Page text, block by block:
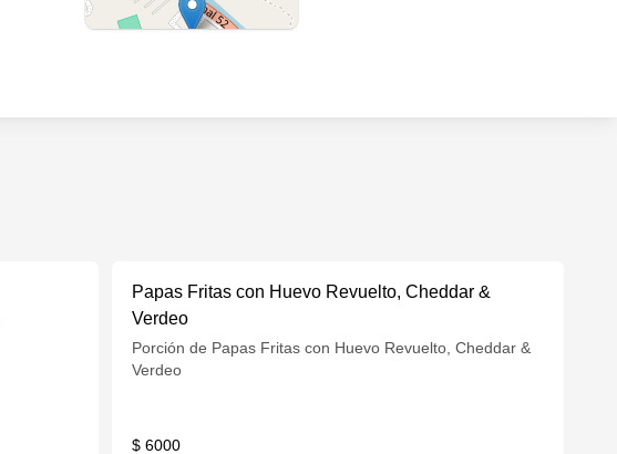
Papas Fritas con Huevo Revuelto, Cheddar &
Verdeo
Porción de Papas Fritas con Huevo Revuelto, Cheddar &
Verdeo
$ 6000